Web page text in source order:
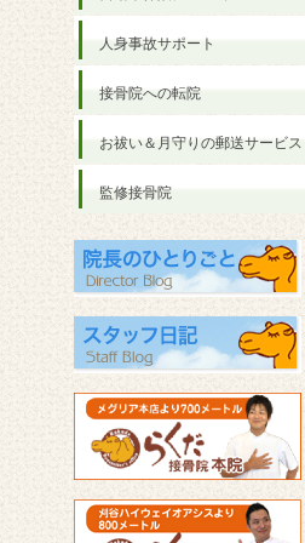
人身事故サポート
接骨院への転院
お祓い＆月守りの郵送サービス
監修接骨院